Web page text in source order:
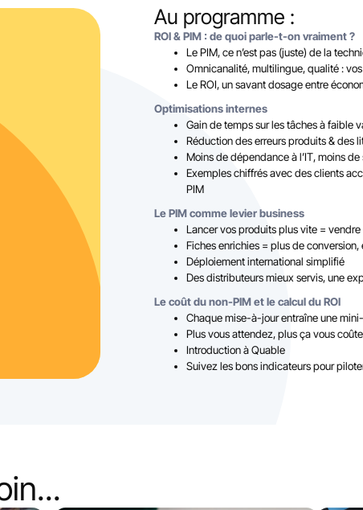
Au programme :
ROI & PIM : de quoi parle-t-on vraiment ?
Le PIM, ce n’est pas (juste) de la
Omnicanalité, multilingue, qualité :
Le ROI, un savant dosage entre
Optimisations internes
Gain de temps sur les tâches à faible
Réduction des erreurs produits & des
Moins de dépendance à l’IT, moins de
Exemples chiffrés avec des clients
PIM
Le PIM comme levier business
Lancer vos produits plus vite =
Fiches enrichies = plus de conversion,
Déploiement international simplifié
Des distributeurs mieux servis, une
Le coût du non-PIM et le calcul du ROI
Chaque mise-à-jour entraîne une
Plus vous attendez, plus ça vous coûte
Introduction à Quable
Suivez les bons indicateurs pour